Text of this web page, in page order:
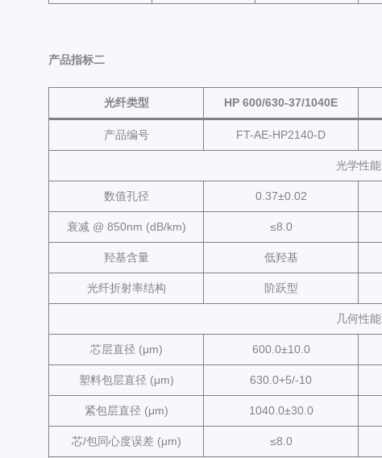
产品指标二
光纤类型 HP 600/630-37/1040E
产品编号 FT-AE-HP2140-D
光学性能
数值孔径 0.37±0.02
衰减 @ 850nm (dB/km) ≤8.0
羟基含量 低羟基
光纤折射率结构 阶跃型
几何性能
芯层直径 (μm) 600.0±10.0
塑料包层直径 (μm) 630.0+5/-10
紧包层直径 (μm) 1040.0±30.0
芯/包同心度误差 (μm) ≤8.0